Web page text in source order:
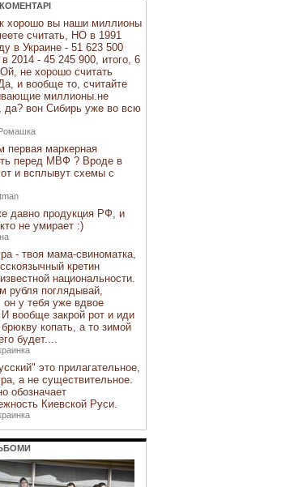
хорошо вы наши миллионы
считать, НО в 1991
в Украине - 51 623 500
2014 - 45 245 900, итого, 6
не хорошо считать
и вообще то, считайте
миллионы.не
да? вон Сибирь уже во всю
первая маркерная
перед МВФ ? Вроде в
и всплывут схемы с
давно продукция РФ, и
не умирает :)
- твоя мама-свиноматка,
кретин
национальности.
рубля поглядывай,
он у тебя уже вдвое
И вообще закрой рот и иди
копать, а то зимой
будет....
это прилагательное,
а не существительное.
обозначает
Киевской Руси.